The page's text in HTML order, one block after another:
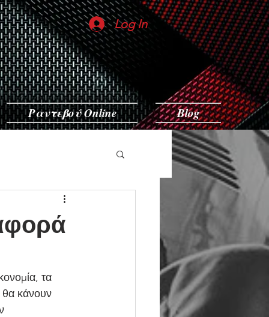
Ραντεβού Online Blog
Log In
τα
θα κάνουν